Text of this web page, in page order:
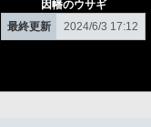
因幡のウサギ
最終更新
2024/6/3 17:12